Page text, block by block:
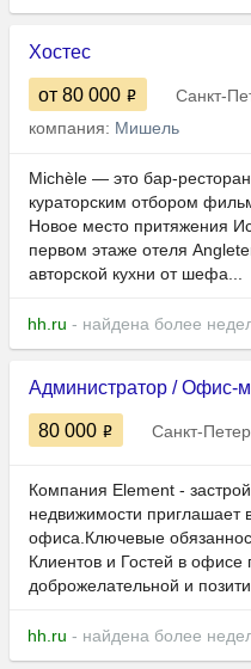
Хостес
от 80 000
Санкт-
компания: Мишель
Michèle — это бар-ресторан
кураторским отбором
Новое место притяжения
первом этаже отеля
авторской кухни от шефа...
hh.ru - найдена более
Администратор / Офис-
80 000 Санкт-
Компания Element -
недвижимости приглашает
офиса.Ключевые
Клиентов и Гостей в
доброжелательной и
hh.ru - найдена более